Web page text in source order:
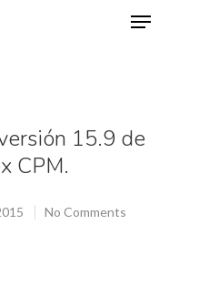
15.9 de
CPM.
No Comments